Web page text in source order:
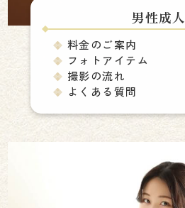
男性成人
料金のご案内
フォトアイテム
撮影の流れ
よくある質問